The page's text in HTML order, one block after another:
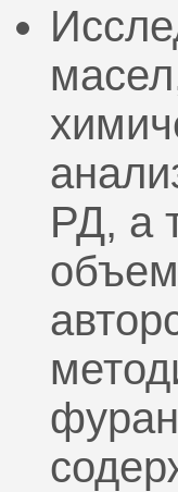
РД, а